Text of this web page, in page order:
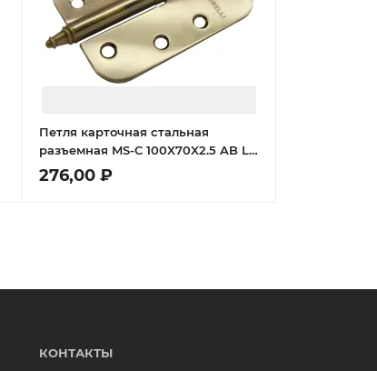
Петля карточная стальная
разъемная MS-C 100X70X2.5 AB L
левая скругленная, врезная на
круглой оси, вес полотна до 40
276,00 ₽
КОНТАКТЫ